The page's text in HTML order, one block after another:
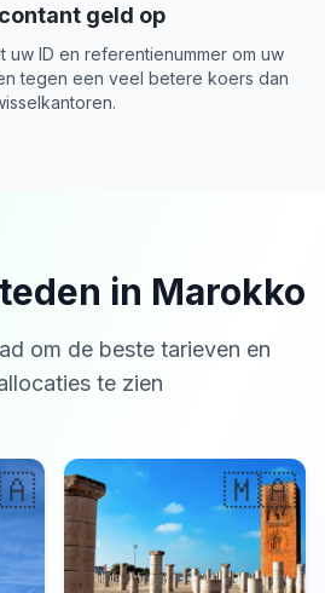
geld op
ID en referentienummer om uw
tegen een veel betere koers dan
in Marokko
om de beste tarieven en
te zien
🇲🇦